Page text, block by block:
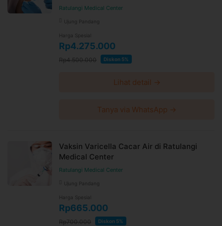
Ratulangi Medical Center
Ujung Pandang
Harga Spesial
Rp4.275.000
Rp4.500.000 Diskon 5%
Lihat detail →
Tanya via WhatsApp →
Vaksin Varicella Cacar Air di Ratulangi
Medical Center
Ratulangi Medical Center
Ujung Pandang
Harga Spesial
Rp665.000
Rp700.000 Diskon 5%